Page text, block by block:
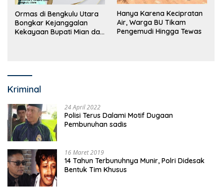
Ormas di Bengkulu Utara
Bongkar Kejanggalan
Kekayaan Bupati Mian dan
Hanya Karena Kecipratan
Air, Warga BU Tikam
Pengemudi Hingga Tewas
Kriminal
24 April 2022
Polisi Terus Dalami Motif Dugaan
Pembunuhan sadis
16 Maret 2019
14 Tahun Terbunuhnya Munir, Polri Didesak
Bentuk Tim Khusus